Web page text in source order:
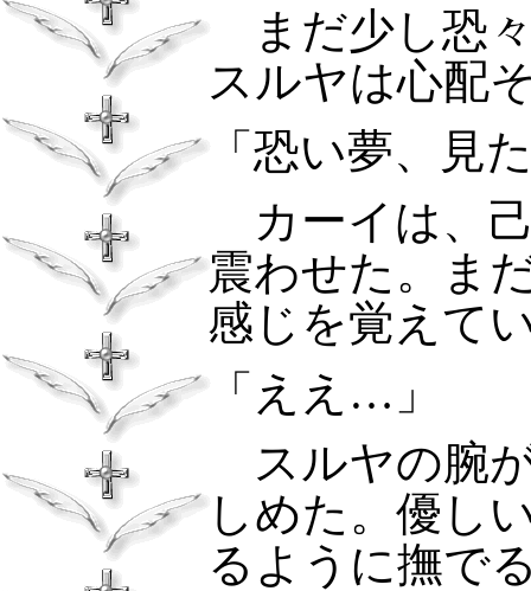
まだ少し恐
スルヤは心配
「恐い夢、見
カーイは、
震わせた。ま
感じを覚えて
「ええ…」
スルヤの腕
しめた。優し
るように撫で